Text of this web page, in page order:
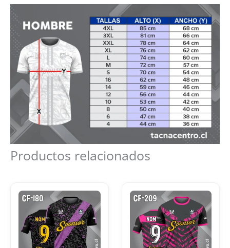
Productos relacionados